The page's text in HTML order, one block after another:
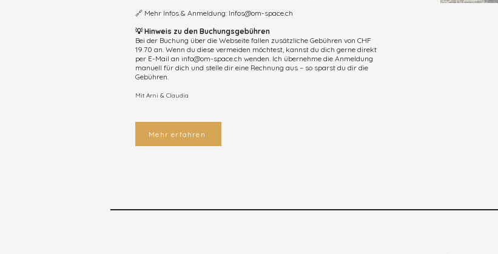
🔗 Mehr Infos & Anmeldung: Infos@om-space.ch
💡 Hinweis zu den Buchungsgebühren
Bei der Buchung über die Webseite fallen zusätzliche Gebühren von CHF
19.70 an. Wenn du diese vermeiden möchtest, kannst du dich gerne direkt
per E-Mail an info@om-space.ch wenden. Ich übernehme die Anmeldung
manuell für dich und stelle dir eine Rechnung aus – so sparst du dir die
Gebühren.
Mit Arni & Claudia
Mehr erfahren